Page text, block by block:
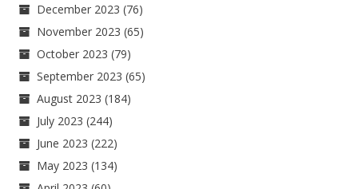
December 2023 (76)
November 2023 (65)
October 2023 (79)
September 2023 (65)
August 2023 (184)
July 2023 (244)
June 2023 (222)
May 2023 (134)